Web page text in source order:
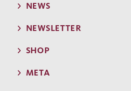
NEWS
NEWSLETTER
SHOP
META